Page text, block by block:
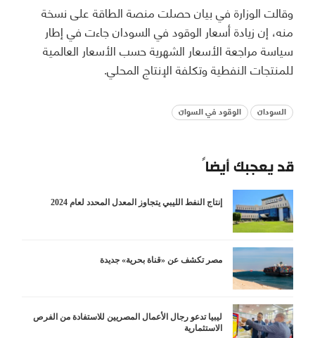
وقالت الوزارة في بيان حصلت منصة الطاقة على نسخة
منه، إن زيادة أسعار الوقود في السودان جاءت في إطار
سياسة مراجعة الأسعار الشهرية حسب الأسعار العالمية
للمنتجات النفطية وتكلفة الإنتاج المحلي.
السودان الوقود في السوان
قد يعجبك أيضاً
إنتاج النفط الليبي يتجاوز المعدل المحدد لعام 2024
مصر تكشف عن «قناة بحرية» جديدة
ليبيا تدعو رجال الأعمال المصريين للاستفادة من الفرص
الاستثمارية